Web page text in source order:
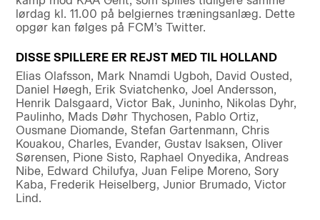
lørdag kl. 11.00 på belgiernes træningsanlæg. Dette
opgør kan følges på FCM’s Twitter.
DISSE SPILLERE ER REJST MED TIL HOLLAND
Elias Olafsson, Mark Nnamdi Ugboh, David Ousted,
Daniel Høegh, Erik Sviatchenko, Joel Andersson,
Henrik Dalsgaard, Victor Bak, Juninho, Nikolas Dyhr,
Paulinho, Mads Døhr Thychosen, Pablo Ortiz,
Ousmane Diomande, Stefan Gartenmann, Chris
Kouakou, Charles, Evander, Gustav Isaksen, Oliver
Sørensen, Pione Sisto, Raphael Onyedika, Andreas
Nibe, Edward Chilufya, Juan Felipe Moreno, Sory
Kaba, Frederik Heiselberg, Junior Brumado, Victor
Lind.